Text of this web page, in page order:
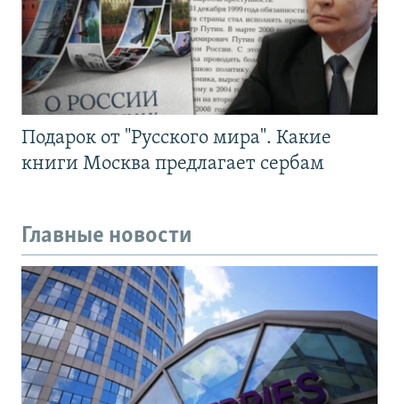
Подарок от "Русского мира". Какие
книги Москва предлагает сербам
Главные новости